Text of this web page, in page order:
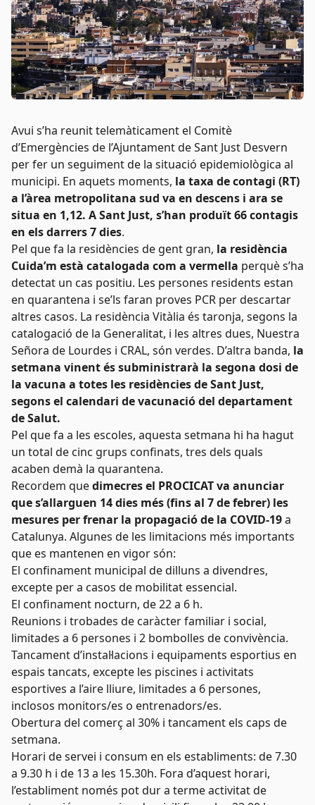
Avui s’ha reunit telemàticament el Comitè
d’Emergències de l’Ajuntament de Sant Just Desvern
per fer un seguiment de la situació epidemiològica al
municipi. En aquets moments, la taxa de contagi (RT)
a l’àrea metropolitana sud va en descens i ara se
situa en 1,12. A Sant Just, s’han produït 66 contagis
en els darrers 7 dies.
Pel que fa la residències de gent gran, la residència
Cuida’m està catalogada com a vermella perquè s’ha
detectat un cas positiu. Les persones residents estan
en quarantena i se’ls faran proves PCR per descartar
altres casos. La residència Vitàlia és taronja, segons la
catalogació de la Generalitat, i les altres dues, Nuestra
Señora de Lourdes i CRAL, són verdes. D’altra banda, la
setmana vinent és subministrarà la segona dosi de
la vacuna a totes les residències de Sant Just,
segons el calendari de vacunació del departament
de Salut.
Pel que fa a les escoles, aquesta setmana hi ha hagut
un total de cinc grups confinats, tres dels quals
acaben demà la quarantena.
Recordem quedimecres el PROCICAT va anunciar
que s’allarguen 14 dies més (fins al 7 de febrer) les
mesures per frenar la propagació de la COVID-19a
Catalunya. Algunes de les limitacions més importants
que es mantenen en vigor són:
El confinament municipal de dilluns a divendres,
excepte per a casos de mobilitat essencial.
El confinament nocturn, de 22 a 6 h.
Reunions i trobades de caràcter familiar i social,
limitades a 6 persones i 2 bombolles de convivència.
Tancament d’instal·lacions i equipaments esportius en
espais tancats, excepte les piscines i activitats
esportives a l’aire lliure, limitades a 6 persones,
inclosos monitors/es o entrenadors/es.
Obertura del comerç al 30% i tancament els caps de
setmana.
Horari de servei i consum en els establiments: de 7.30
a 9.30 h i de 13 a les 15.30h. Fora d’aquest horari,
l’establiment només pot dur a terme activitat de